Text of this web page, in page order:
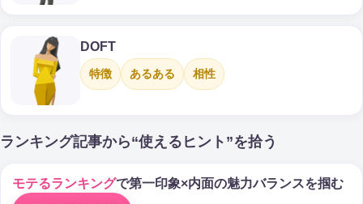
DOFT
特徴 あるある 相性
ランキング記事から“使えるヒント”を拾う
モテるランキングで第一印象×内面の魅力バランスを掴む